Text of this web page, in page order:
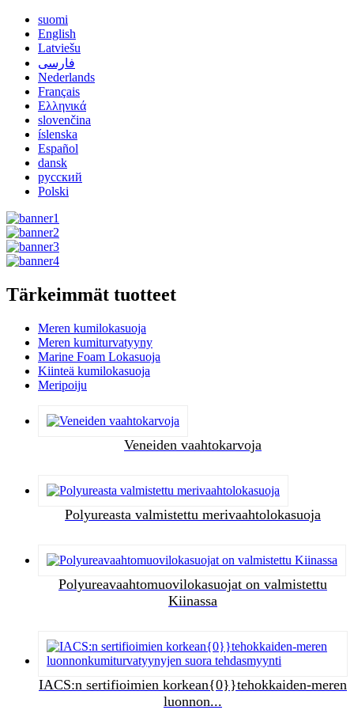
suomi
English
Latviešu
فارسی
Nederlands
Français
Ελληνικά
slovenčina
íslenska
Español
dansk
русский
Polski
Tärkeimmät tuotteet
Meren kumilokasuoja
Meren kumiturvatyyny
Marine Foam Lokasuoja
Kiinteä kumilokasuoja
Meripoiju
Veneiden vaahtokarvoja
Polyureasta valmistettu merivaahtolokasuoja
Polyureavaahtomuovilokasuojat on valmistettu
Kiinassa
IACS:n sertifioimien korkean{0}}tehokkaiden-meren
luonnon...